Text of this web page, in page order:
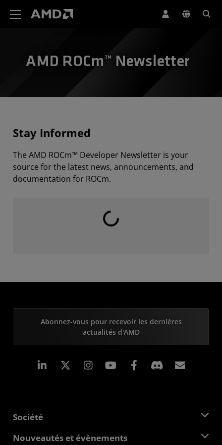
AMD ROCm™ Newsletter
Stay Informed
The AMD ROCm™ Developer Newsletter is your
source for the latest news, announcements, and
documentation for ROCm.
Chargement en cours...
Abonnez-vous pour recevoir les dernières
actualités d'AMD
LinkedIn Instagram Facebook
Société
À propos d'AMD
Nouveautés et évènements